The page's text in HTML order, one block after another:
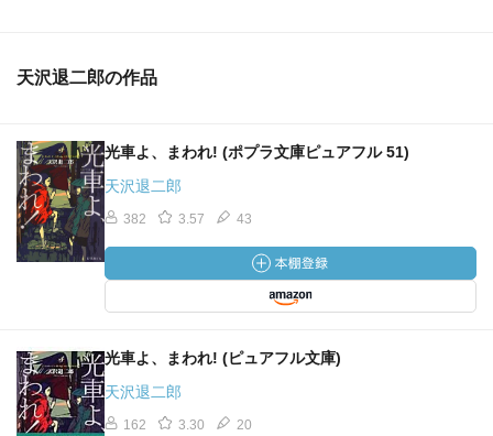
天沢退二郎の作品
光車よ、まわれ! (ポプラ文庫ピュアフル 51)
天沢退二郎
382 3.57 43
光車よ、まわれ! (ピュアフル文庫)
天沢退二郎
162 3.30 20